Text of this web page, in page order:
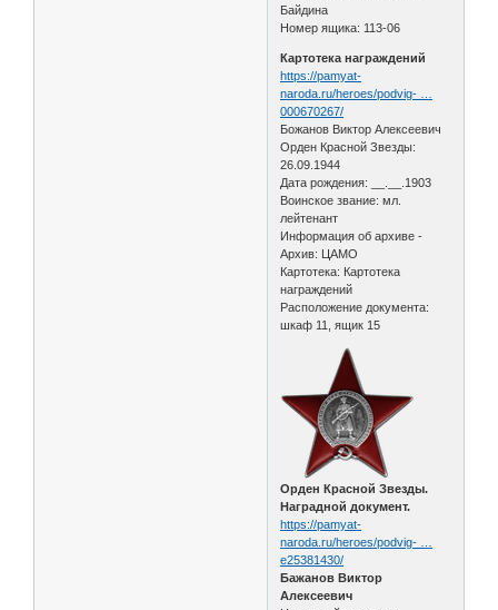
Байдина
Номер ящика: 113-06
Картотека награждений
https://pamyat-
naroda.ru/heroes/podvig- …
000670267/
Божанов Виктор Алексеевич
Орден Красной Звезды:
26.09.1944
Дата рождения: __.__.1903
Воинское звание: мл.
лейтенант
Информация об архиве -
Архив: ЦАМО
Картотека: Картотека
награждений
Расположение документа:
шкаф 11, ящик 15
Орден Красной Звезды.
Наградной документ.
https://pamyat-
naroda.ru/heroes/podvig- …
e25381430/
Бажанов Виктор
Алексеевич